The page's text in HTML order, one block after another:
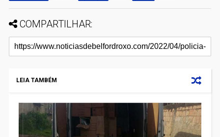
COMPARTILHAR:
LEIA TAMBÉM